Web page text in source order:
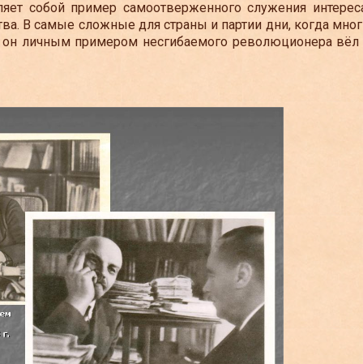
собой пример самоотверженного служения
В самые сложные для страны и партии дни, когда
личным примером несгибаемого революционера вёл